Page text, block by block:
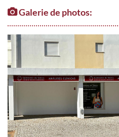
Galerie de photos: